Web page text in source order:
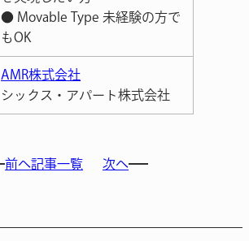
● Movable Type 未経験の方で
もOK
AMR株式会社
シックス・アパート株式会社
前へ記事一覧 次へ